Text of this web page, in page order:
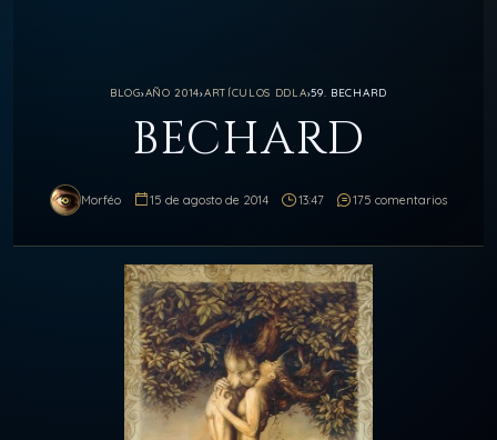
BLOG›AÑO 2014›ARTÍCULOS DDLA›59. BECHARD
BECHARD
Morféo 15 de agosto de 2014 13:47 175 comentarios